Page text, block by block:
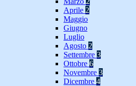
Aprile 2
Maggio
Giugno
Luglio
Agosto 2
Settembre 3
Ottobre 6
Novembre 3
Dicembre 4